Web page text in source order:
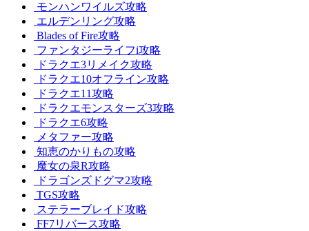
モンハンワイルズ攻略
エルデンリング攻略
Blades of Fire攻略
ファンタジーライフi攻略
ドラクエ3リメイク攻略
ドラクエ10オフライン攻略
ドラクエ11攻略
ドラクエモンスターズ3攻略
ドラクエ6攻略
メタファー攻略
知恵のかりもの攻略
魔女の泉R攻略
ドラゴンズドグマ2攻略
TGS攻略
ステラーブレイド攻略
FF7リバース攻略